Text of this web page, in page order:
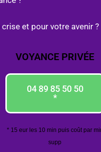
et pour votre avenir ?
VOYANCE PRIVÉE
04 89 85 50 50
*
* 15 eur les 10 min puis coût par
supp